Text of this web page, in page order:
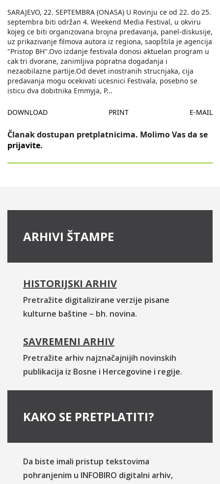
SARAJEVO, 22. SEPTEMBRA (ONASA) U Rovinju ce od 22. do 25.
septembra biti održan 4. Weekend Media Festival, u okviru
kojeg ce biti organizovana brojna predavanja, panel-diskusije,
uz prikazivanje filmova autora iz regiona, saopštila je agencija
"Pristop BH".Ovo izdanje festivala donosi aktuelan program u
cak tri dvorane, zanimljiva popratna dogadanja i
nezaobilazne partije.Od devet inostranih strucnjaka, cija
predavanja mogu ocekivati ucesnici Festivala, posebno se
isticu dva dobitnika Emmyja, P...
DOWNLOAD PRINT E-MAIL
Članak dostupan pretplatnicima. Molimo Vas da se
prijavite.
ARHIVI ŠTAMPE
HISTORIJSKI ARHIV
Pretražite digitalizirane verzije pisane
kulturne baštine – bh. novina.
SAVREMENI ARHIV
Pretražite arhiv najznačajnijih novinskih
publikacija iz Bosne i Hercegovine i regije.
KAKO SE PRETPLATITI?
Da biste imali pristup tekstovima
pohranjenim u INFOBIRO digitalni arhiv,